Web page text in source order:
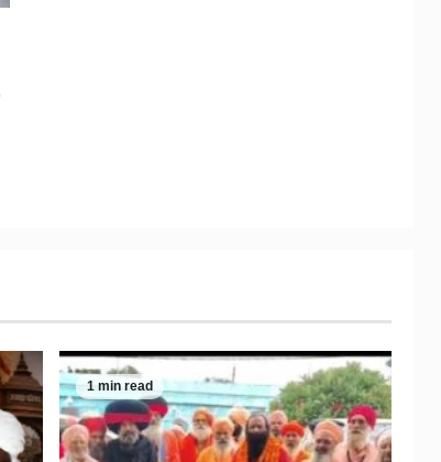
1 min read